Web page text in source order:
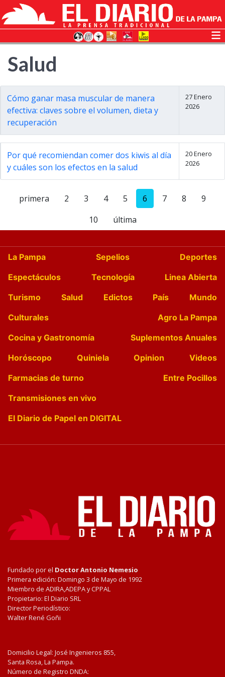
Salud
Cómo ganar masa muscular de manera
efectiva: claves sobre el volumen, dieta y
recuperación
27 Enero
2026
Por qué recomiendan comer dos kiwis al día
y cuáles son los efectos en la salud
20 Enero
2026
primera 2 3 4 5 6 7 8
9
10
última
La Pampa Sepelios
Deportes
Espectáculos
Tecnología
Linea Abierta
Turismo
Salud Edictos País
Mundo
Culturales
Agro La Pampa
Cocina y Gastronomía
Suplementos Anuales
Horóscopo
Quiniela Opinion
Videos
Farmacias de turno
Entre Pocillos
Transmisiones en vivo
El Diario de Papel en DIGITAL
Fundado por el Doctor Antonio Nemesio
Primera edición: Domingo 3 de Mayo de 1992
Miembro de ADIRA,ADEPA y CPPAL
Propietario: El Diario SRL
Director Periodístico:
Walter René Goñi
Domicilio Legal: José Ingenieros 855,
Santa Rosa, La Pampa.
Número de Registro DNDA: